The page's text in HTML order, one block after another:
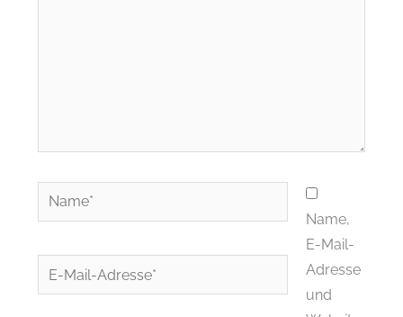
Name*
E-
Mail-
Name,
E-Mail-
Adresse
und